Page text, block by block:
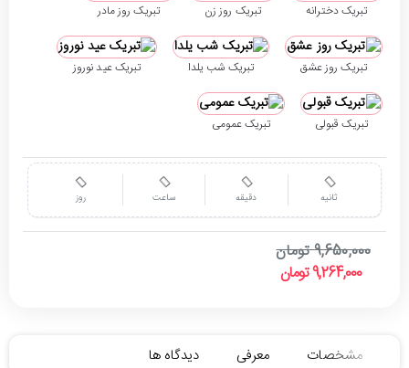
روز ساعت دقیقه ثانیه
9,264,000 تومان
9,650,000 تومان
تبریک دخترانه تبریک روز زن تبریک روز مادر
تبریک روز عشق تبریک شب یلدا تبریک عید نوروز
تبریک قبولی تبریک عمومی
مشخصات معرفی دیدگاه ها